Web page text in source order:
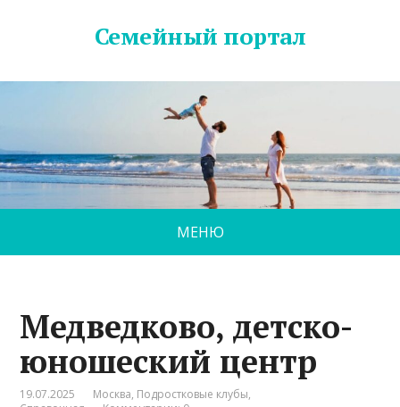
Семейный портал
МЕНЮ
Медведково, детско-
юношеский центр
19.07.2025 Москва, Подростковые клубы,